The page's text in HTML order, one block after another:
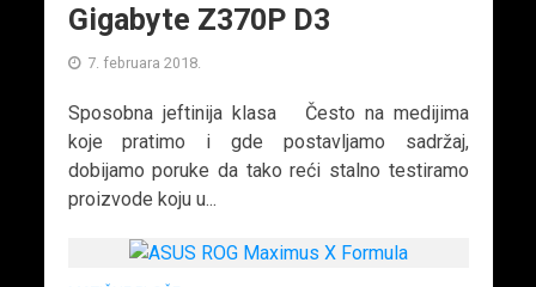
Gigabyte Z370P D3
7. februara 2018.
Sposobna jeftinija klasa Često na medijima
koje pratimo i gde postavljamo sadržaj,
dobijamo poruke da tako reći stalno testiramo
proizvode koju u...